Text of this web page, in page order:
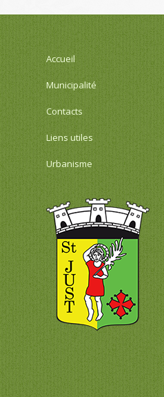
Accueil
Municipalité
Contacts
Liens utiles
Urbanisme